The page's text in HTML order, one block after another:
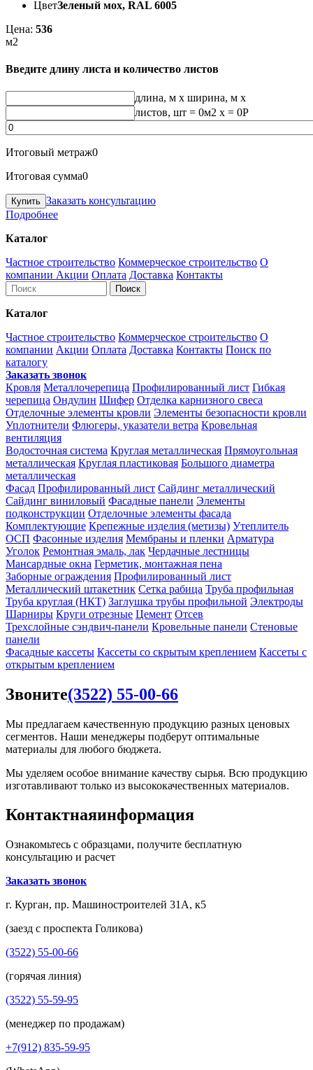
ЦветЗеленый мох, RAL 6005
Цена: 536
м2
Введите длину листа и количество листов
длина, м x ширина, м x
листов, шт = 0м2 x = 0Р
Итоговый метраж0
Итоговая сумма0
Заказать консультацию
Подробнее
Каталог
Частное строительство Коммерческое строительство О
компании Акции Оплата Доставка Контакты
Каталог
Частное строительство Коммерческое строительство О
компании Акции Оплата Доставка Контакты Поиск по
каталогу
Заказать звонок
Кровля Металлочерепица Профилированный лист Гибкая
черепица Ондулин Шифер Отделка карнизного свеса
Отделочные элементы кровли Элементы безопасности кровли
Уплотнители Флюгеры, указатели ветра Кровельная
вентиляция
Водосточная система Круглая металлическая Прямоугольная
металлическая Круглая пластиковая Большого диаметра
металлическая
Фасад Профилированный лист Сайдинг металлический
Сайдинг виниловый Фасадные панели Элементы
подконструкции Отделочные элементы фасада
Комплектующие Крепежные изделия (метизы) Утеплитель
ОСП Фасонные изделия Мембраны и пленки Арматура
Уголок Ремонтная эмаль, лак Чердачные лестницы
Мансардные окна Герметик, монтажная пена
Заборные ограждения Профилированный лист
Металлический штакетник Сетка рабица Труба профильная
Труба круглая (НКТ) Заглушка трубы профильной Электроды
Шарниры Круги отрезные Цемент Отсев
Трехслойные сэндвич-панели Кровельные панели Стеновые
панели
Фасадные кассеты Кассеты со скрытым креплением Кассеты с
открытым креплением
Звоните(3522) 55-00-66
Мы предлагаем качественную продукцию разных ценовых
сегментов. Наши менеджеры подберут оптимальные
материалы для любого бюджета.
Мы уделяем особое внимание качеству сырья. Всю продукцию
изготавливают только из высококачественных материалов.
Контактнаяинформация
Ознакомьтесь с образцами, получите бесплатную
консультацию и расчет
Заказать звонок
г. Курган, пр. Машиностроителей 31А, к5
(заезд с проспекта Голикова)
(3522) 55-00-66
(горячая линия)
(3522) 55-59-95
(менеджер по продажам)
+7(912) 835-59-95